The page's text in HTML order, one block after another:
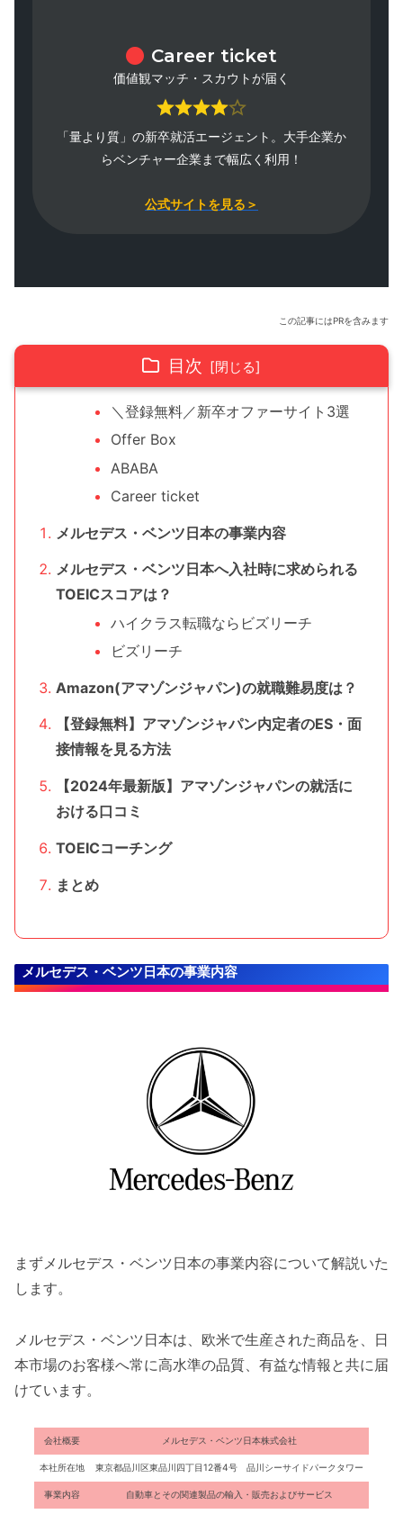
Career ticket
価値観マッチ・スカウトが届く
「量より質」の新卒就活エージェント。大手企業か
らベンチャー企業まで幅広く利用！
公式サイトを見る＞
この記事にはPRを含みます
目次
＼登録無料／新卒オファーサイト3選
Offer Box
ABABA
Career ticket
メルセデス・ベンツ日本の事業内容
メルセデス・ベンツ日本へ入社時に求められる
TOEICスコアは？
ハイクラス転職ならビズリーチ
ビズリーチ
Amazon(アマゾンジャパン)の就職難易度は？
【登録無料】アマゾンジャパン内定者のES・面
接情報を見る方法
【2024年最新版】アマゾンジャパンの就活に
おける口コミ
TOEICコーチング
まとめ
メルセデス・ベンツ日本の事業内容
まずメルセデス・ベンツ日本の事業内容について解説いた
します。
メルセデス・ベンツ日本は、欧米で生産された商品を、日
本市場のお客様へ常に高水準の品質、有益な情報と共に届
けています。
会社概要 メルセデス・ベンツ日本株式会社
本社所在地 東京都品川区東品川四丁目12番4号 品川シーサイドパークタワー
事業内容 自動車とその関連製品の輸入・販売およびサービス